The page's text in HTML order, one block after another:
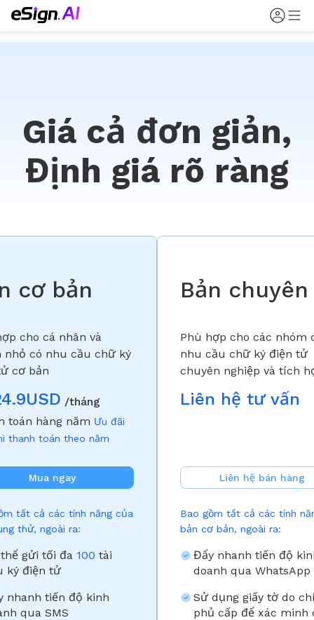
Giá cả đơn giản,
Định giá rõ ràng
cơ bản
cho cá nhân và
nhỏ có nhu cầu chữ ký
cơ bản
/tháng
toán hàng năm Ưu đãi
thanh toán theo năm
Mua ngay
tất cả các tính năng của
thử, ngoài ra:
gửi tối đa 100 tài
ký điện tử
nhanh tiến độ kinh
qua SMS
Phù hợp cho các nhóm
nhu cầu chữ ký điện tử
chuyên nghiệp và tích
Liên hệ tư vấn
Liên hệ bán hàng
Bao gồm tất cả các tính
bản cơ bản, ngoài ra:
Đẩy nhanh tiến độ
doanh qua WhatsApp
Sử dụng giấy tờ do
phủ cấp để xác minh